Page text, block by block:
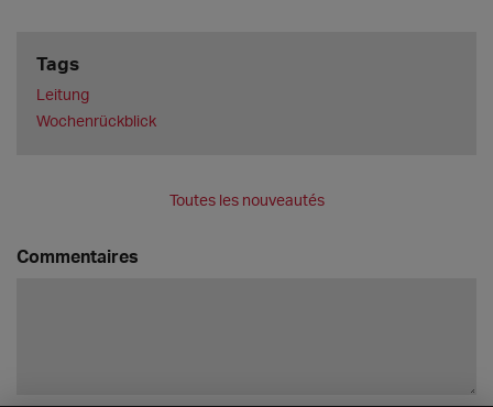
Tags
Leitung
Wochenrückblick
Toutes les nouveautés
Commentaires